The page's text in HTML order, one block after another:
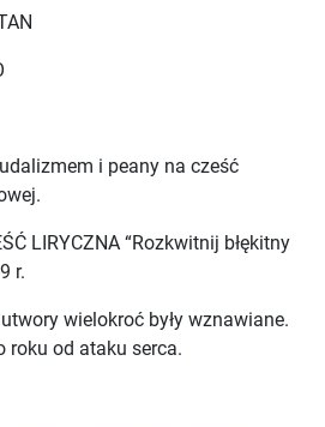
i peany na cześć
LIRYCZNA “Rozkwitnij błękitny
r.
wielokroć były wznawiane.
roku od ataku serca.